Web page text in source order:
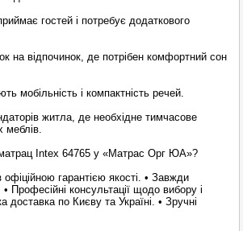
гостей і потребує додаткового
на відпочинок, де потрібен комфортний сон
мобільність і компактність речей.
житла, де необхідне тимчасове
меблів.
Intex 64765 у «Матрас Орг ЮА»?
офіційною гарантією якості. • Завжди
• Професійні консультації щодо вибору і
доставка по Києву та Україні. • Зручні